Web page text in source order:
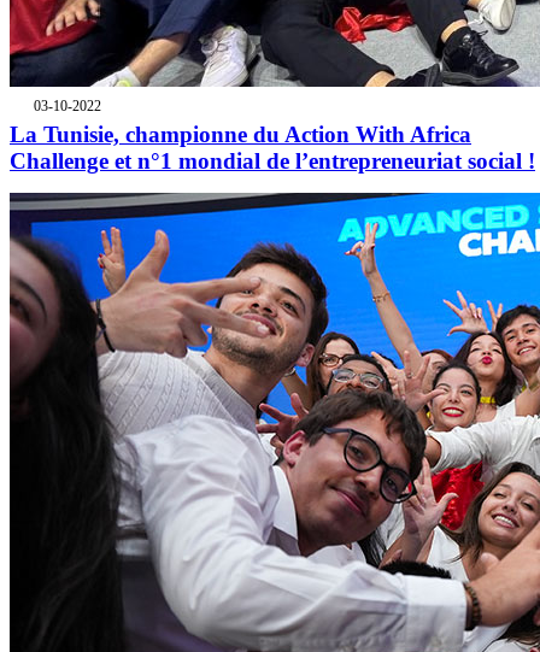
03-10-2022
La Tunisie, championne du Action With Africa
Challenge et n°1 mondial de l’entrepreneuriat social !